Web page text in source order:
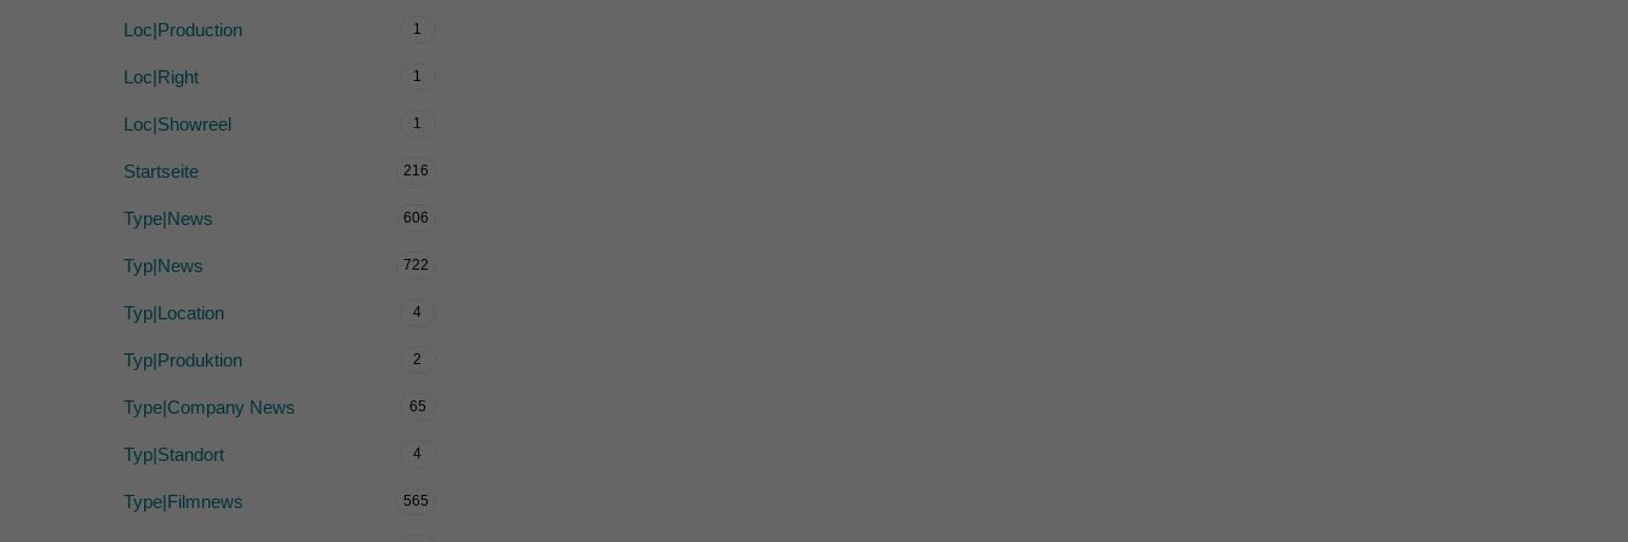
Loc|Production 1
Loc|Right 1
Loc|Showreel 1
Startseite 216
Type|News 606
Typ|News 722
Typ|Location 4
Typ|Produktion 2
Type|Company News 65
Typ|Standort 4
Type|Filmnews 565